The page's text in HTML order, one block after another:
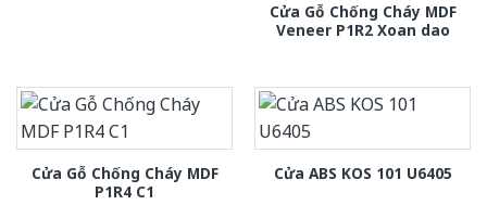
Cửa Gỗ Chống Cháy MDF
Veneer P1R2 Xoan dao
Cửa Gỗ Chống Cháy MDF
P1R4 C1
Cửa ABS KOS 101 U6405